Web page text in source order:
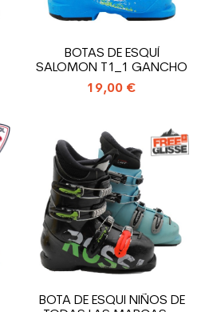
BOTAS DE ESQUÍ
SALOMON T1_1 GANCHO
19,00 €
BOTA DE ESQUI NIÑOS DE